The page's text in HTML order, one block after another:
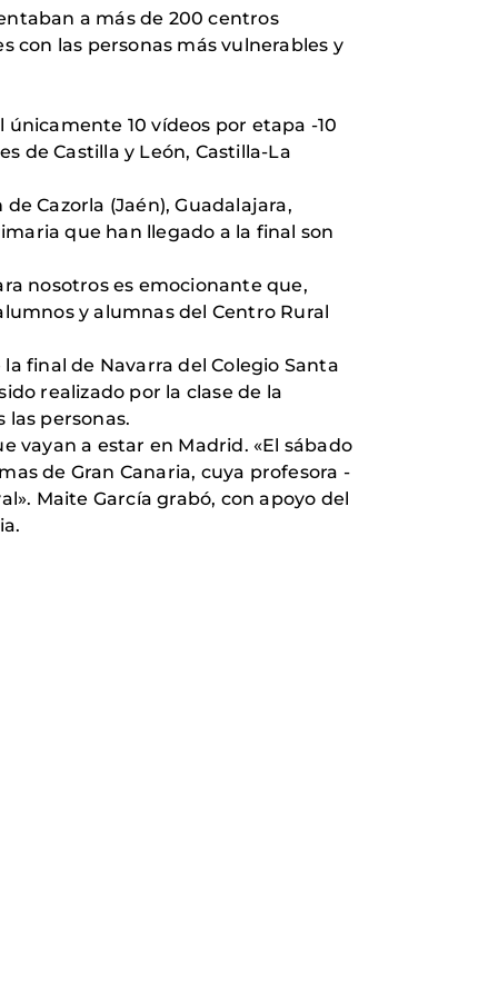
a más de 200 centros
con las personas más vulnerables y
10 vídeos por etapa -10
de Castilla y León, Castilla-La
Cazorla (Jaén), Guadalajara,
que han llegado a la final son
nosotros es emocionante que,
y alumnas del Centro Rural
final de Navarra del Colegio Santa
realizado por la clase de la
personas.
vayan a estar en Madrid. «El sábado
de Gran Canaria, cuya profesora -
Maite García grabó, con apoyo del